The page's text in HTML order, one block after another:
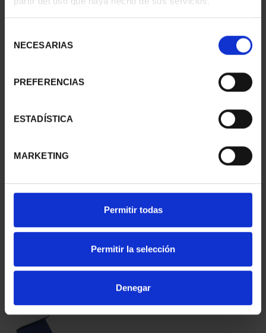
NECESARIAS
PREFERENCIAS
ESTADÍSTICA
MARKETING
Permitir todas
Permitir la selección
Denegar
PROVINCIA 1
949,00 €
Sólo para usuarios
registrados
PROVINCIA 2
949,00 €
Sólo para usuarios
registrados
PROVINCIA 3
registrados
PROVINCIA 4
registrados